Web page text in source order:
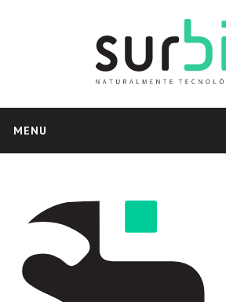
MENU
Delysoft
Facturación Electrónica
Pedidos Web
NOSOTROS